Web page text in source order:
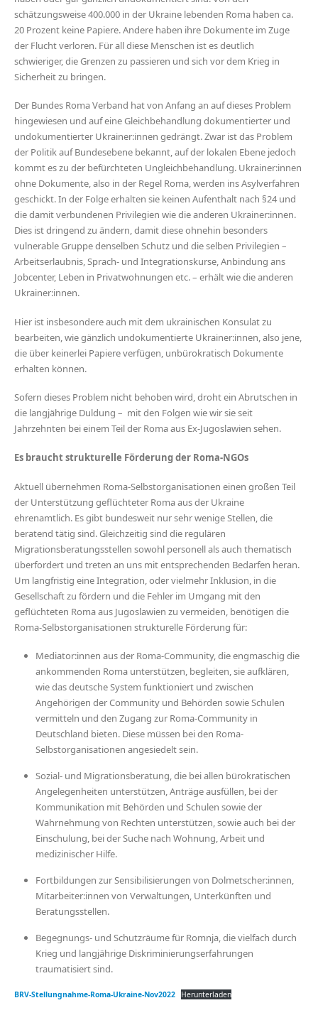
schätzungsweise 400.000 in der Ukraine lebenden Roma haben ca.
20 Prozent keine Papiere. Andere haben ihre Dokumente im Zuge
der Flucht verloren. Für all diese Menschen ist es deutlich
schwieriger, die Grenzen zu passieren und sich vor dem Krieg in
Sicherheit zu bringen.
Der Bundes Roma Verband hat von Anfang an auf dieses Problem
hingewiesen und auf eine Gleichbehandlung dokumentierter und
undokumentierter Ukrainer:innen gedrängt. Zwar ist das Problem
der Politik auf Bundesebene bekannt, auf der lokalen Ebene jedoch
kommt es zu der befürchteten Ungleichbehandlung. Ukrainer:innen
ohne Dokumente, also in der Regel Roma, werden ins Asylverfahren
geschickt. In der Folge erhalten sie keinen Aufenthalt nach §24 und
die damit verbundenen Privilegien wie die anderen Ukrainer:innen.
Dies ist dringend zu ändern, damit diese ohnehin besonders
vulnerable Gruppe denselben Schutz und die selben Privilegien –
Arbeitserlaubnis, Sprach- und Integrationskurse, Anbindung ans
Jobcenter, Leben in Privatwohnungen etc. – erhält wie die anderen
Ukrainer:innen.
Hier ist insbesondere auch mit dem ukrainischen Konsulat zu
bearbeiten, wie gänzlich undokumentierte Ukrainer:innen, also jene,
die über keinerlei Papiere verfügen, unbürokratisch Dokumente
erhalten können.
Sofern dieses Problem nicht behoben wird, droht ein Abrutschen in
die langjährige Duldung – mit den Folgen wie wir sie seit
Jahrzehnten bei einem Teil der Roma aus Ex-Jugoslawien sehen.
Es braucht strukturelle Förderung der Roma-NGOs
Aktuell übernehmen Roma-Selbstorganisationen einen großen Teil
der Unterstützung geflüchteter Roma aus der Ukraine
ehrenamtlich. Es gibt bundesweit nur sehr wenige Stellen, die
beratend tätig sind. Gleichzeitig sind die regulären
Migrationsberatungsstellen sowohl personell als auch thematisch
überfordert und treten an uns mit entsprechenden Bedarfen heran.
Um langfristig eine Integration, oder vielmehr Inklusion, in die
Gesellschaft zu fördern und die Fehler im Umgang mit den
geflüchteten Roma aus Jugoslawien zu vermeiden, benötigen die
Roma-Selbstorganisationen strukturelle Förderung für:
Mediator:innen aus der Roma-Community, die engmaschig die
ankommenden Roma unterstützen, begleiten, sie aufklären,
wie das deutsche System funktioniert und zwischen
Angehörigen der Community und Behörden sowie Schulen
vermitteln und den Zugang zur Roma-Community in
Deutschland bieten. Diese müssen bei den Roma-
Selbstorganisationen angesiedelt sein.
Sozial- und Migrationsberatung, die bei allen bürokratischen
Angelegenheiten unterstützen, Anträge ausfüllen, bei der
Kommunikation mit Behörden und Schulen sowie der
Wahrnehmung von Rechten unterstützen, sowie auch bei der
Einschulung, bei der Suche nach Wohnung, Arbeit und
medizinischer Hilfe.
Fortbildungen zur Sensibilisierungen von Dolmetscher:innen,
Mitarbeiter:innen von Verwaltungen, Unterkünften und
Beratungsstellen.
Begegnungs- und Schutzräume für Romnja, die vielfach durch
Krieg und langjährige Diskriminierungserfahrungen
traumatisiert sind.
BRV-Stellungnahme-Roma-Ukraine-Nov2022 Herunterladen